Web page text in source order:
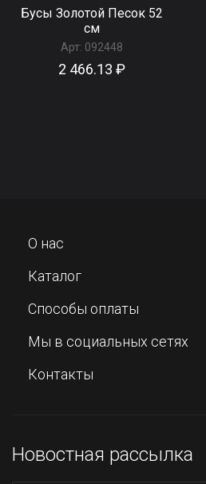
Бусы Золотой Песок 52
см
Арт: 092448
2 466.13 ₽
О нас
Каталог
Способы оплаты
Мы в социальных сетях
Контакты
Новостная рассылка